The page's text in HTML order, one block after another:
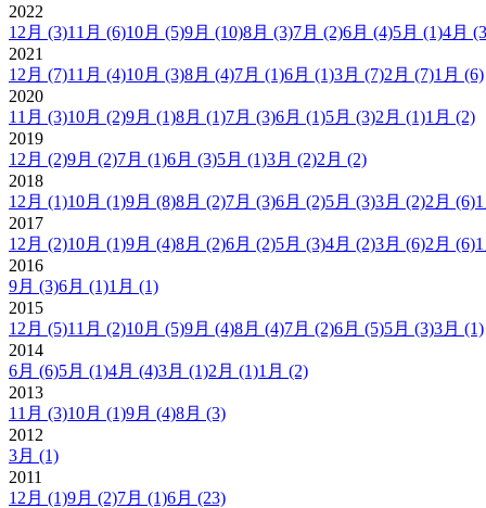
2022
12月 (3)11月 (6)10月 (5)9月 (10)8月 (3)7月 (2)6月 (4)5月 (1)4月
2021
12月 (7)11月 (4)10月 (3)8月 (4)7月 (1)6月 (1)3月 (7)2月 (7)1月 (6)
2020
11月 (3)10月 (2)9月 (1)8月 (1)7月 (3)6月 (1)5月 (3)2月 (1)1月 (2)
2019
12月 (2)9月 (2)7月 (1)6月 (3)5月 (1)3月 (2)2月 (2)
2018
12月 (1)10月 (1)9月 (8)8月 (2)7月 (3)6月 (2)5月 (3)3月 (2)2月 (6)
2017
12月 (2)10月 (1)9月 (4)8月 (2)6月 (2)5月 (3)4月 (2)3月 (6)2月 (6)
2016
9月 (3)6月 (1)1月 (1)
2015
12月 (5)11月 (2)10月 (5)9月 (4)8月 (4)7月 (2)6月 (5)5月 (3)3月 (1)
2014
6月 (6)5月 (1)4月 (4)3月 (1)2月 (1)1月 (2)
2013
11月 (3)10月 (1)9月 (4)8月 (3)
2012
3月 (1)
2011
12月 (1)9月 (2)7月 (1)6月 (23)